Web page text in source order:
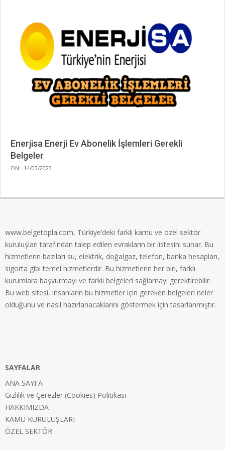
Enerjisa Enerji Ev Abonelik İşlemleri Gerekli
Belgeler
2023-
ON: 14/03/2023
www.belgetopla.com, Türkiye’deki farklı kamu ve özel sektör
kuruluşları tarafından talep edilen evrakların bir listesini sunar. Bu
hizmetlerin bazıları su, elektrik, doğalgaz, telefon, banka hesapları,
sigorta gibi temel hizmetlerdir. Bu hizmetlerin her biri, farklı
kurumlara başvurmayı ve farklı belgeleri sağlamayı gerektirebilir.
Bu web sitesi, insanların bu hizmetler için gereken belgeleri neler
olduğunu ve nasıl hazırlanacaklarını göstermek için tasarlanmıştır.
SAYFALAR
ANA SAYFA
Gizlilik ve Çerezler (Cookies) Politikası
HAKKIMIZDA
KAMU KURULUŞLARI
ÖZEL SEKTÖR